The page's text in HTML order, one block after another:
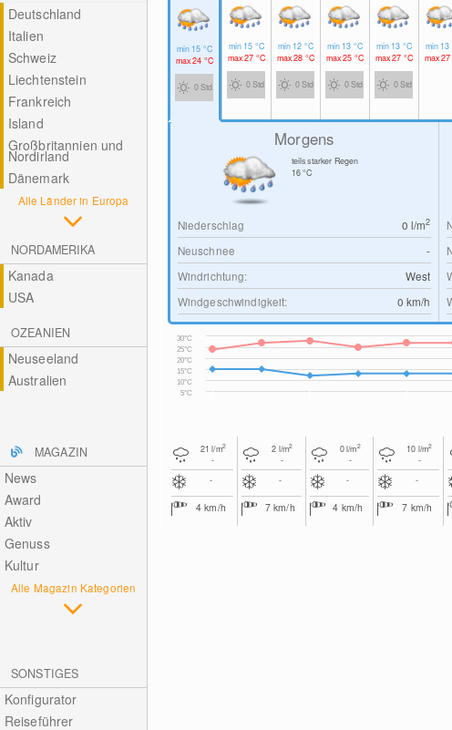
Deutschland
Italien
Schweiz
Liechtenstein
Frankreich
Island
Großbritannien und
Nordirland
Dänemark
Alle Länder in Europa
NORDAMERIKA
Kanada
USA
OZEANIEN
Neuseeland
Australien
MAGAZIN
News
Award
Aktiv
Genuss
Kultur
Alle Magazin Kategorien
SONSTIGES
Konfigurator
Reiseführer
min 15 °C
max24 °C
0 Std
min 15 °C
max27 °C
0 Std
min 12 °C
max28 °C
0 Std
min 13 °C
max25 °C
0 Std
min 13 °C
max27 °C
0 Std
min 13
max27
Morgens
teils starker Regen
16°C
Niederschlag 0 l/m2
Neuschnee
-
Windrichtung:
West
Windgeschwindigkeit:
0 km/h
5°C
10°C
15°C
20°C
25°C
30°C
21l/m2
-
-
4km/h
2 l/m2
-
-
7km/h
0l/m2
-
-
4 km/h
10 l/m2
-
-
7 km/h